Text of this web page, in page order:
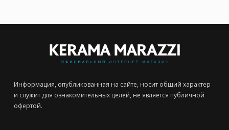
Информация, опубликованная на сайте, носит общий характер
и служит для ознакомительных целей, не является публичной
офертой.